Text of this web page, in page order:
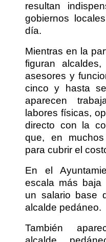
resultan
gobiernos
día.
Mientras en la
figuran alcaldes,
asesores y
cinco y hasta
aparecen
labores físicas,
directo con la
que, en
para cubrir el
En el
escala más baja
un salario base
alcalde pedáneo.
También